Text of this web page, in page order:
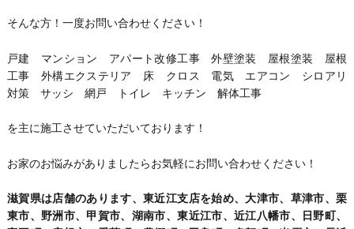
そんな方！一度お問い合わせください！
戸建 マンション アパート改修工事 外壁塗装 屋根塗装 屋根
工事 外構エクステリア 床 クロス 電気 エアコン シロアリ
対策 サッシ 網戸 トイレ キッチン 解体工事
を主に施工させていただいております！
お家のお悩みがありましたらお気軽にお問い合わせください！
滋賀県は店舗のあります、東近江支店を始め、大津市、草津市、栗
東市、野洲市、甲賀市、湖南市、東近江市、近江八幡市、日野町、